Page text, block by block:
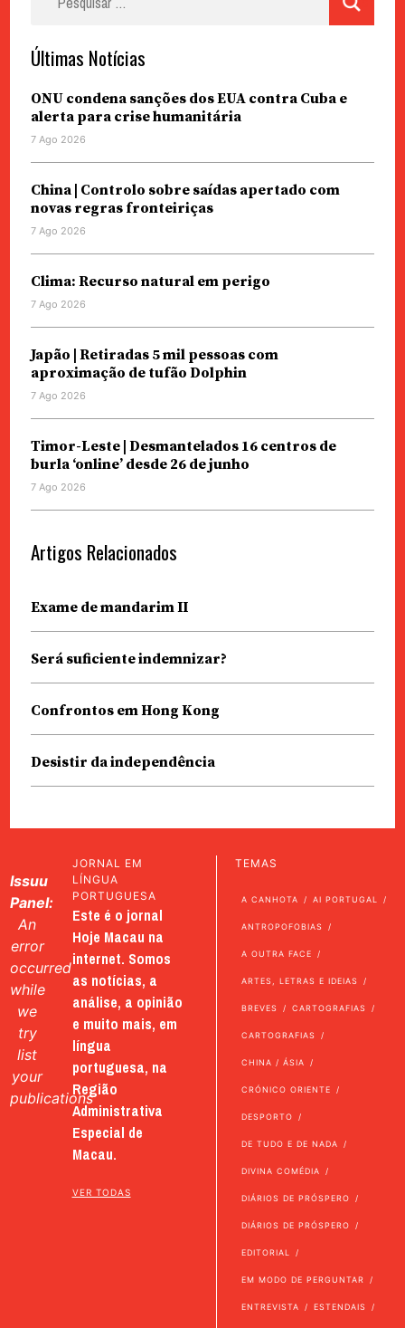
Últimas Notícias
ONU condena sanções dos EUA contra Cuba e
alerta para crise humanitária
7 Ago 2026
China | Controlo sobre saídas apertado com
novas regras fronteiriças
7 Ago 2026
Clima: Recurso natural em perigo
7 Ago 2026
Japão | Retiradas 5 mil pessoas com
aproximação de tufão Dolphin
7 Ago 2026
Timor-Leste | Desmantelados 16 centros de
burla ‘online’ desde 26 de junho
7 Ago 2026
Artigos Relacionados
Exame de mandarim II
Será suficiente indemnizar?
Confrontos em Hong Kong
Desistir da independência
Issuu
Panel:
An
error
occurred
while
we
try
list
your
publications
JORNAL EM
LÍNGUA
PORTUGUESA
Este é o jornal
Hoje Macau na
internet. Somos
as notícias, a
análise, a opinião
e muito mais, em
língua
portuguesa, na
Região
Administrativa
Especial de
Macau.
VER TODAS
TEMAS
A CANHOTA AI PORTUGAL
ANTROPOFOBIAS
A OUTRA FACE
ARTES, LETRAS E IDEIAS
BREVES CARTOGRAFIAS
CARTOGRAFIAS
CHINA / ÁSIA
CRÓNICO ORIENTE
DESPORTO
DE TUDO E DE NADA
DIVINA COMÉDIA
DIÁRIOS DE PRÓSPERO
DIÁRIOS DE PRÓSPERO
EDITORIAL
EM MODO DE PERGUNTAR
ENTREVISTA ESTENDAIS